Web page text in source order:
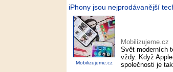
iPhony jsou nejprodávanější
Mobilizujeme.cz
Mobilizujeme.cz
Svět moderních
vždy. Když
společnosti je